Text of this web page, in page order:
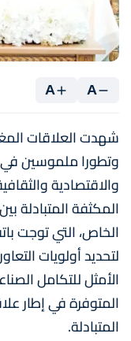
A
A
وتطورا ملموسين
والاقتصادية
المكثفة المتبادلة
الخاص، التي توجت
لتحديد أولويات
الأمثل للتكامل
المتوفرة في إطار
المتبادلة.